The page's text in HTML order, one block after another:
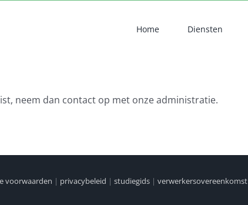
Home Diensten
neem dan contact op met onze administratie.
voorwaarden | privacybeleid | studiegids| verwerkersovereenkomst